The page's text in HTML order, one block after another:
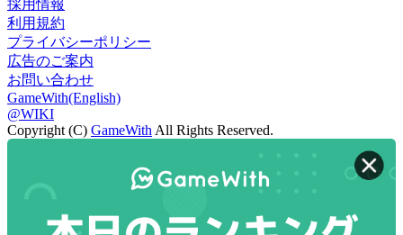
採用情報
利用規約
プライバシーポリシー
広告のご案内
お問い合わせ
GameWith(English)
@WIKI
Copyright (C) GameWith All Rights Reserved.